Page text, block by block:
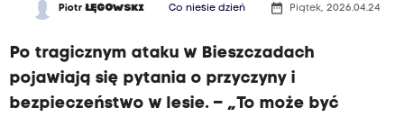
PiotrŁĘGOWSKI Co niesie dzień date_range Piątek, 2026.04.24
Po tragicznym ataku w Bieszczadach
pojawiają się pytania o przyczyny i
bezpieczeństwo w lesie. – „To może być